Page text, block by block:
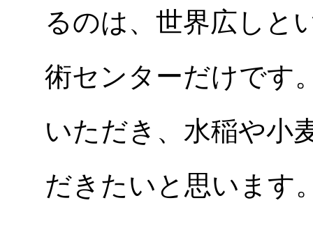
るのは、世界広しと
術センターだけです
いただき、水稲や小
だきたいと思います